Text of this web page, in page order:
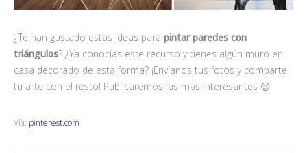
¿Te han gustado estas ideas para pintar paredes con
triángulos? ¿Ya conocías este recurso y tienes algún muro en
casa decorado de esta forma? ¡Envíanos tus fotos y comparte
tu arte con el resto! Publicaremos las más interesantes 😉
Vía: pinterest.com